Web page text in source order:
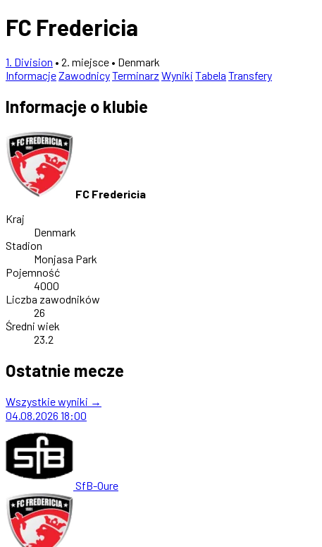
FC Fredericia
1. Division • 2. miejsce • Denmark
InformacjeZawodnicyTerminarz Wyniki Tabela Transfery
Informacje o klubie
FC Fredericia
Kraj
Denmark
Stadion
Monjasa Park
Pojemność
4000
Liczba zawodników
26
Średni wiek
23.2
Ostatnie mecze
Wszystkie wyniki →
04.08.2026 18:00
SfB-Oure